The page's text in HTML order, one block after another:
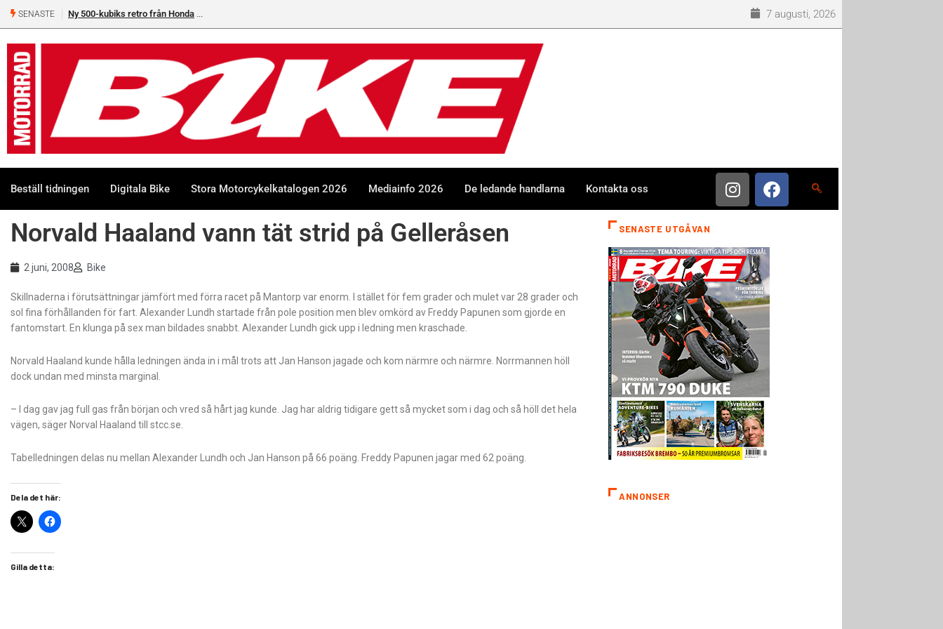
SENASTE Ny 500-kubiks retro från Honda 7 augusti, 2026
Beställ tidningen Digitala Bike Stora Motorcykelkatalogen 2026 Mediainfo 2026 De ledande handlarna Kontakta oss
Norvald Haaland vann tät strid på Gelleråsen
2 juni, 2008 Bike
Skillnaderna i förutsättningar jämfört med förra racet på Mantorp var enorm. I stället för fem grader och mulet var 28 grader och
sol fina förhållanden för fart. Alexander Lundh startade från pole position men blev omkörd av Freddy Papunen som gjorde en
fantomstart. En klunga på sex man bildades snabbt. Alexander Lundh gick upp i ledning men kraschade.
Norvald Haaland kunde hålla ledningen ända in i mål trots att Jan Hanson jagade och kom närmre och närmre. Norrmannen höll
dock undan med minsta marginal.
– I dag gav jag full gas från början och vred så hårt jag kunde. Jag har aldrig tidigare gett så mycket som i dag och så höll det hela
vägen, säger Norval Haaland till stcc.se.
Tabelledningen delas nu mellan Alexander Lundh och Jan Hanson på 66 poäng. Freddy Papunen jagar med 62 poäng.
Dela det här:
Gilla detta:
SENASTE UTGÅVAN
ANNONSER